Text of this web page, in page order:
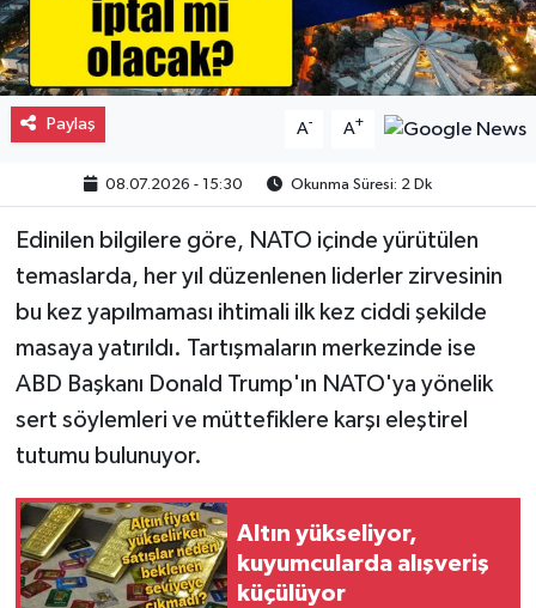
Paylaş A- A+
08.07.2026 - 15:30 Okunma Süresi: 2 Dk
Edinilen bilgilere göre, NATO içinde yürütülen
temaslarda, her yıl düzenlenen liderler zirvesinin
bu kez yapılmaması ihtimali ilk kez ciddi şekilde
masaya yatırıldı. Tartışmaların merkezinde ise
ABD Başkanı Donald Trump'ın NATO'ya yönelik
sert söylemleri ve müttefiklere karşı eleştirel
tutumu bulunuyor.
Altın yükseliyor,
kuyumcularda alışveriş
küçülüyor